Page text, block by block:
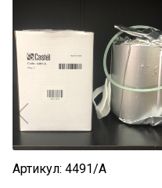
Артикул: 4491/A